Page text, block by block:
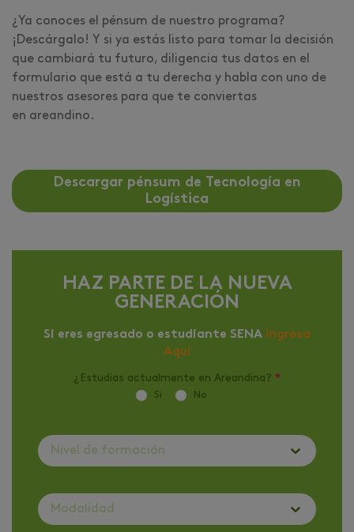
¿Ya conoces el pénsum de nuestro programa?
¡Descárgalo! Y si ya estás listo para tomar la decisión
que cambiará tu futuro, diligencia tus datos en el
formulario que está a tu derecha y habla con uno de
nuestros asesores para que te conviertas
en areandino.
Descargar pénsum de Tecnología en
Logística
HAZ PARTE DE LA NUEVA
GENERACIÓN
Si eres egresado o estudiante SENA Ingresa
Aquí
¿Estudias actualmente en Areandina? *
Si No
Nivel de formación
Modalidad